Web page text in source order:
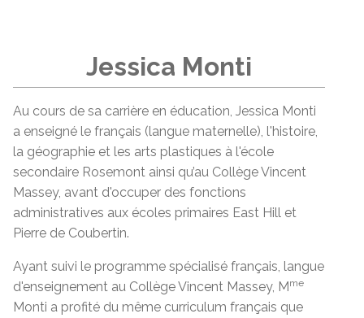
Jessica Monti
Au cours de sa carrière en éducation, Jessica Monti
a enseigné le français (langue maternelle), l'histoire,
la géographie et les arts plastiques à l'école
secondaire Rosemont ainsi qu’au Collège Vincent
Massey, avant d'occuper des fonctions
administratives aux écoles primaires East Hill et
Pierre de Coubertin.
Ayant suivi le programme spécialisé français, langue
d'enseignement au Collège Vincent Massey, Mme
Monti a profité du même curriculum français que